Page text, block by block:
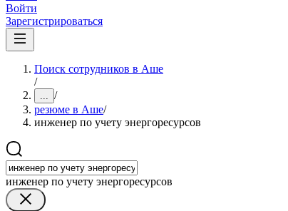
Войти
Зарегистрироваться
Поиск сотрудников в Аше
/
... /
резюме в Аше/
инженер по учету энергоресурсов
инженер по учету энергоресурсов